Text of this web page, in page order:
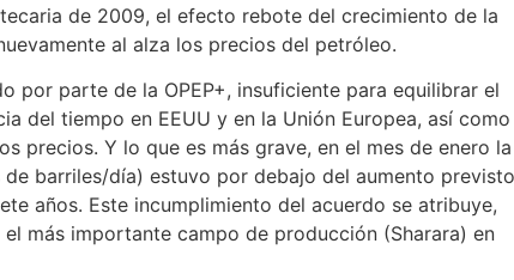
de 2009, el efecto rebote del crecimiento de la
al alza los precios del petróleo.
por parte de la OPEP+, insuficiente para equilibrar el
del tiempo en EEUU y en la Unión Europea, así como
precios. Y lo que es más grave, en el mes de enero la
barriles/día) estuvo por debajo del aumento
años. Este incumplimiento del acuerdo se atribuye,
más importante campo de producción (Sharara) en